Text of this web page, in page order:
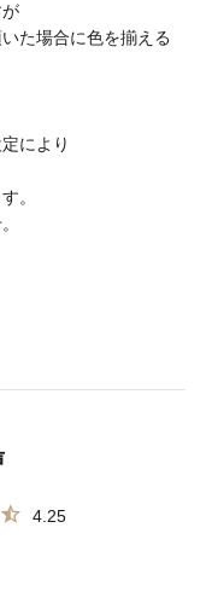
た場合に色を揃える
により
。
4.25